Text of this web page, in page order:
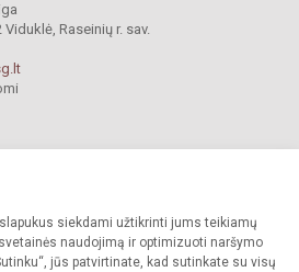
siekdami užtikrinti jums teikiamų
naudojimą ir optimizuoti naršymo
jūs patvirtinate, kad sutinkate su visų
Raseinių r. sav.
saugomos.
gimnazijos sutikimo griežtai draudžiama.